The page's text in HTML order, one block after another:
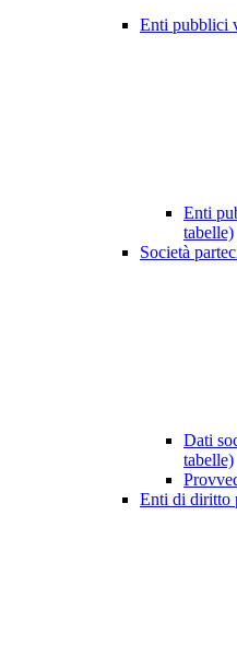
Enti pubblici
Enti
tabelle)
Società
Dati
tabelle)
Enti di diritto